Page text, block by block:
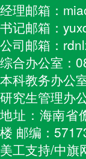
经理邮箱：
书记邮箱：
公司邮箱：
综合办公室：
本科教务办公
研究生管理办
地址：海南省
楼 邮编：
美工支持/中旗